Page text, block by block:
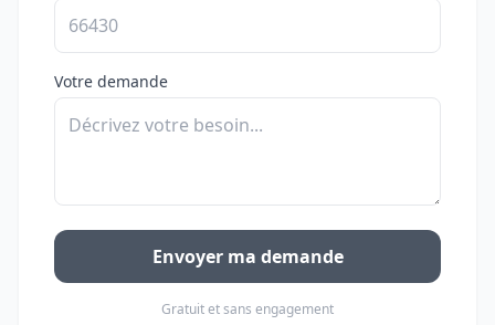
Votre demande
Envoyer ma demande
Gratuit et sans engagement